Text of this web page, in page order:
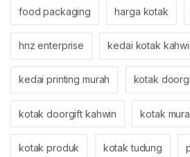
food packaging harga kotak
hnz enterprise kedai kotak
kedai printing murah kotak
kotak doorgift kahwin kotak
kotak produk kotak tudung